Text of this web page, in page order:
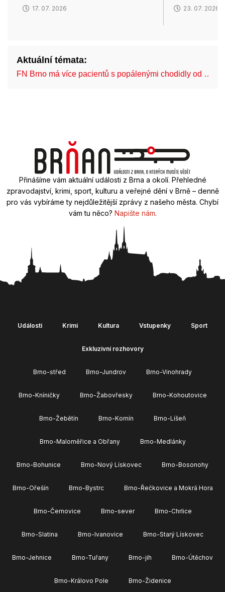
17. 07. 2026 23. 07. 2026
Aktuální témata:
FN Brno má více pacientů s popálenými chodidly od …
Přinášíme vám aktuální události z Brna a okolí. Přehledné
zpravodajství, krimi, sport, kulturu a veřejné dění v Brně – denně
pro vás vybíráme ty nejdůležitější zprávy z našeho města. Chybí
vám tu něco? Napište nám.
Události Krimi Kultura Vstupenky Sport
Exkluzivní rozhovory
Brno-střed Brno-Jundrov Brno-Vinohrady
Brno-Kníničky Brno-Žabovřesky Brno-Kohoutovice
Brno-Žebětín Brno-Komín Brno-Líšeň
Brno-Maloměřice a Obřany Brno-Medlánky
Brno-Bohunice Brno-Nový Lískovec Brno-Bosonohy
Brno-Ořešín Brno-Bystrc Brno-Řečkovice a Mokrá Hora
Brno-Černovice Brno-sever Brno-Chrlice
Brno-Slatina Brno-Ivanovice Brno-Starý Lískovec
Brno-Jehnice Brno-Tuřany Brno-jih Brno-Útěchov
Brno-Královo Pole Brno-Židenice